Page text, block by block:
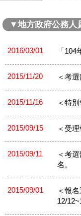
▼地方政府公務人
2016/03/01 「
2015/11/20 ＜考
2015/11/16 ＜特
2015/09/15 ＜受
2015/09/11
＜考
名。
2015/09/01
＜報
12/